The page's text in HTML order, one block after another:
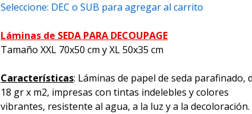
Seleccione: DEC o SUB para agregar al carrito
Láminas de SEDA PARA DECOUPAGE
Tamaño XXL 70x50 cm y XL 50x35 cm
Características: Láminas de papel de seda parafinado,
18 gr x m2, impresas con tintas indelebles y colores
vibrantes, resistente al agua, a la luz y a la decoloración.